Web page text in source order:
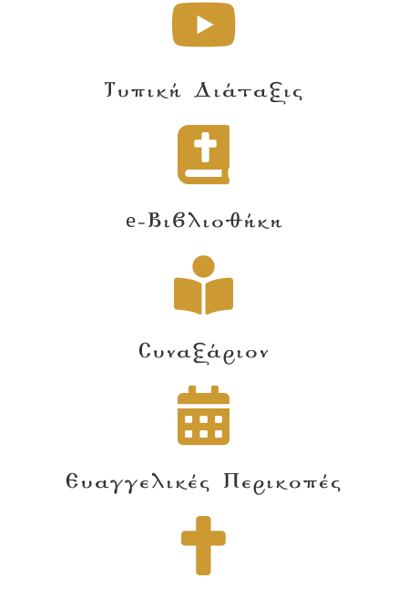
Τυπική Διάταξις
e-Βιβλιοθήκη
Συναξάριον
Ευαγγελικές Περικοπές